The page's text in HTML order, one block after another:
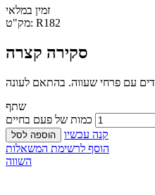
זמין במלאי
מק"ט: R182
סקירה קצרה
שתף
כמות של פעם בחיים
הוספה לסל
קנה עכשיו
הוסף לרשימת המשאלות
השווה